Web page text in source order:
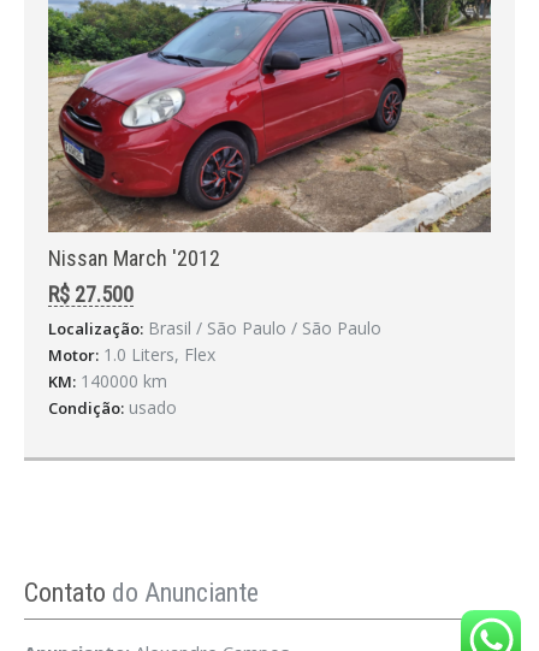
Nissan March '2012
R$ 27.500
Localização: Brasil / São Paulo / São Paulo
Motor: 1.0 Liters, Flex
KM: 140000 km
Condição: usado
Contato do Anunciante